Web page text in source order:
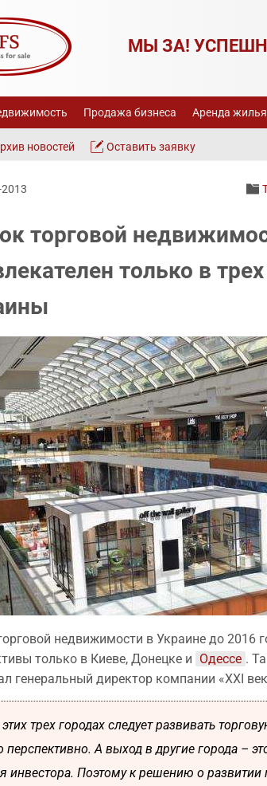
МЫ ЗА!
Продажа бизнеса Аренда жилья
новостей Оставить заявку
торговой
только в
недвижимости в Украине до 2016
только в Киеве, Донецке и Одессе .
генеральный директор компании «XXI
трех городах следует развивать
перспективно. А выход в другие города –
инвестора. Поэтому к решению о развитии